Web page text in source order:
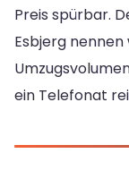
Preis spürbar.
Esbjerg
ein Telefonat